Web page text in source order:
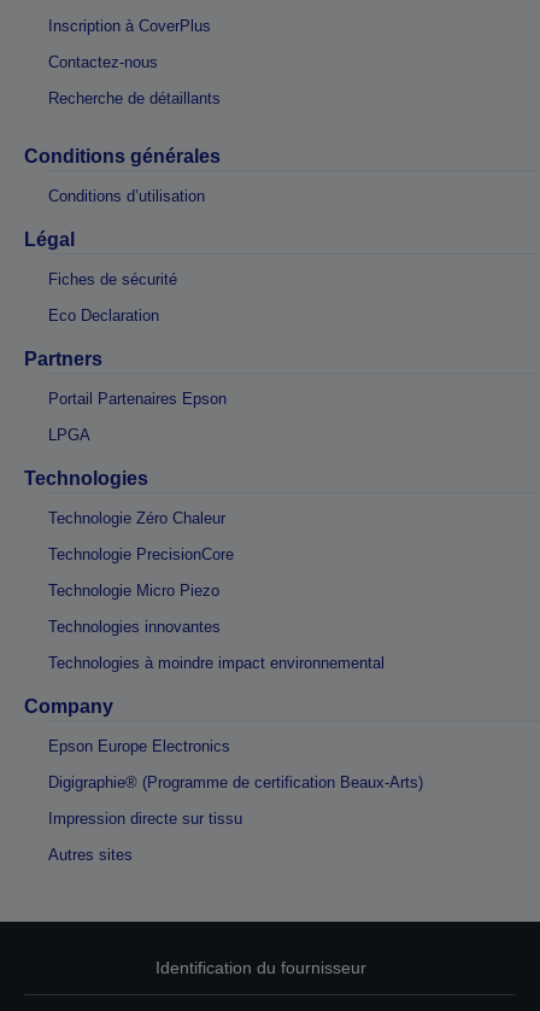
Inscription à CoverPlus
Contactez-nous
Recherche de détaillants
Conditions générales
Conditions d’utilisation
Légal
Fiches de sécurité
Eco Declaration
Partners
Portail Partenaires Epson
LPGA
Technologies
Technologie Zéro Chaleur
Technologie PrecisionCore
Technologie Micro Piezo
Technologies innovantes
Technologies à moindre impact environnemental
Company
Epson Europe Electronics
Digigraphie® (Programme de certification Beaux-Arts)
Impression directe sur tissu
Autres sites
Identification du fournisseur